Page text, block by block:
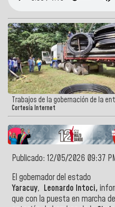
Trabajos de la gobernación de la
Cortesía Internet
Publicado: 12/05/2026 09:37
El gobernador del estado
Yaracuy, Leonardo Intoci,
que con la puesta en marcha